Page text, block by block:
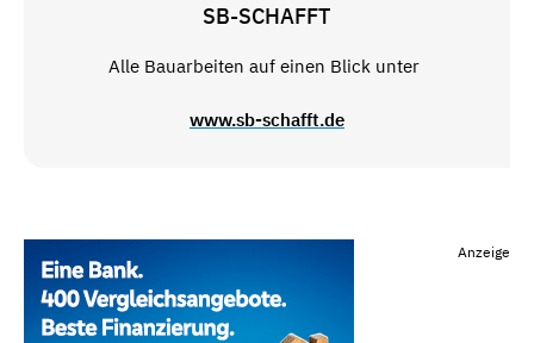
SB-SCHAFFT
Alle Bauarbeiten auf einen Blick unter
www.sb-schafft.de
Anzeige